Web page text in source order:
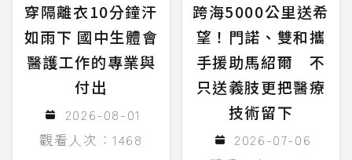
穿隔離衣10分鐘汗
如雨下 國中生體會
醫護工作的專業與
付出
2026-08-01
觀看人次：1468
跨海5000公里送希
望！門諾、雙和攜
手援助馬紹爾 不
只送義肢更把醫療
技術留下
2026-07-06